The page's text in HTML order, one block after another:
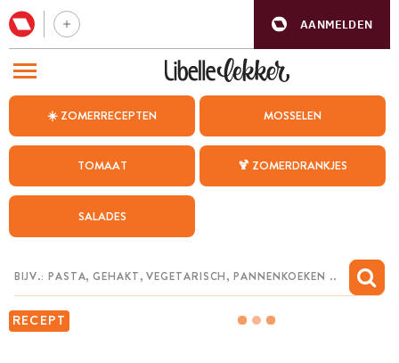
AANMELDEN
☀️ ZOMERRECEPTEN MOSSELEN
TOMAAT 🍹 ZOMERDRANKJES
SALADES
RECEPT
BEZOEK ONZE ANDERE WEBSITES
WEEKMENU
CHAT MET MAIA
MIJN BEWAARDE RECEPTEN